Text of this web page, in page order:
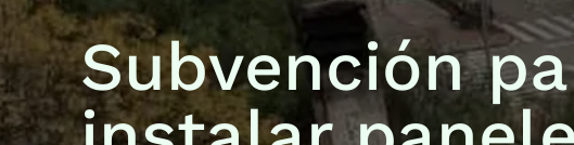
Subvención